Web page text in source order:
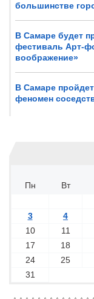
большинстве
В Самаре будет
фестиваль Арт-
воображение»
В Самаре
феномен
Пн
Вт
3
4
10
11
17
18
24
25
31